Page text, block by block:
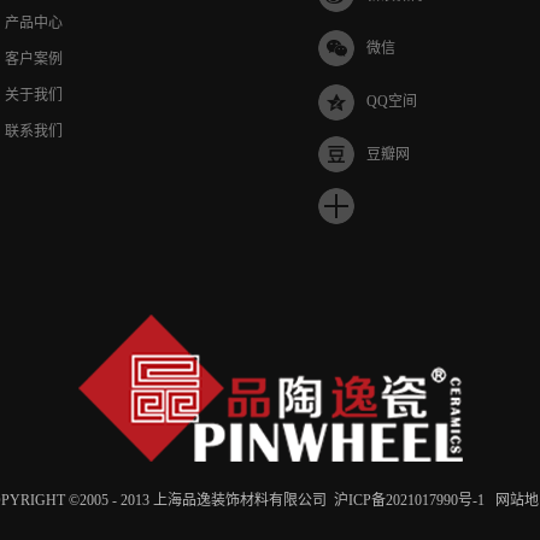
产品中心
客户案例
关于我们
联系我们
微信
QQ空间
豆瓣网
©2005 - 2013 上海品逸装饰材料有限公司 沪ICP备2021017990号-1 网站